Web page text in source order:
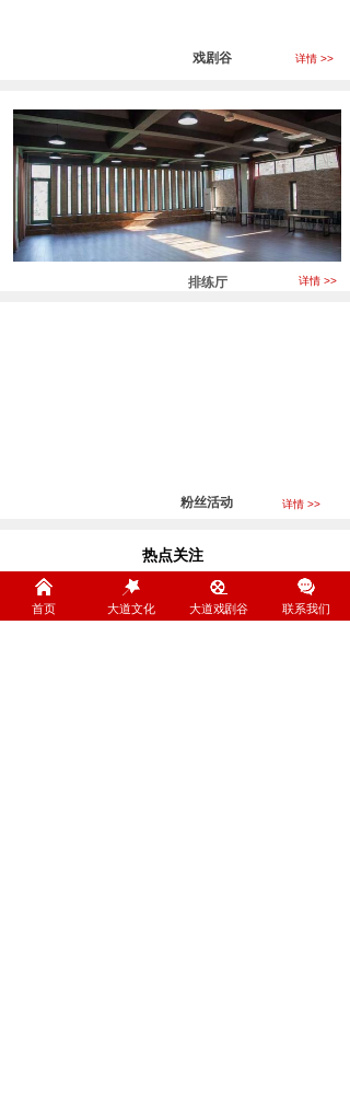
详情 >>
戏剧谷
详情 >>
排练厅
详情 >>
粉丝活动
热点关注
首页 大道文化 大道戏剧谷 联系我们